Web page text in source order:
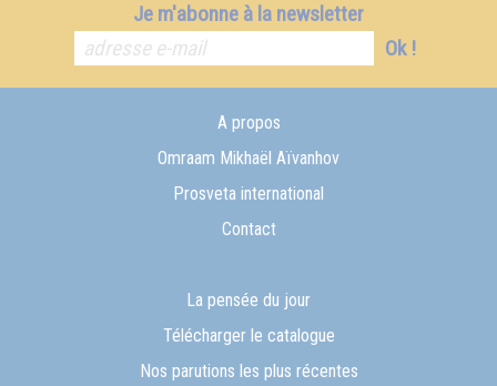
Je m'abonne à la newsletter
Ok !
A propos
Omraam Mikhaël Aïvanhov
Prosveta international
Contact
La pensée du jour
Télécharger le catalogue
Nos parutions les plus récentes